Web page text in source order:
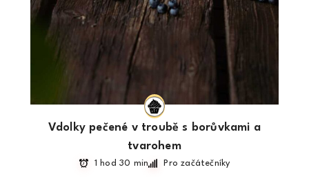
Vdolky pečené v troubě s borůvkami a
tvarohem
1 hod 30 min Pro začátečníky